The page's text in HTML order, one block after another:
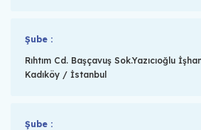
Şube :
Rıhtım Cd. Başçavuş Sok.Yazıcıoğlu
Kadıköy / İstanbul
Şube :